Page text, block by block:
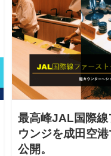
最高峰JAL国際線
ウンジを成田空
公開。